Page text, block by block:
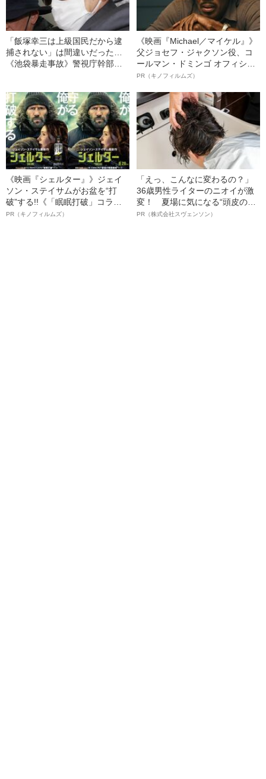
「飯塚幸三は上級国民だから逮
捕されない」は間違いだった…
《池袋暴走事故》警視庁幹部が
《映画『Michael／マイケル』》
父ジョセフ・ジャクソン役、コ
ールマン・ドミンゴ オフィシャ
ルインタビュー“観客を魅了した
語る”《日本興収70億円突破》
PR（キノフィルムズ）
《映画『シェルター』》ジェイ
ソン・ステイサムがお盆を“打
破”する!!《「眠眠打破」コラ
ボ》
PR（キノフィルムズ）
「えっ、こんなに変わるの？」
36歳男性ライターのニオイが激
変！ 夏場に気になる“頭皮のニ
オイ”や“ベタつき”を解消す
PR（株式会社スヴェンソン）